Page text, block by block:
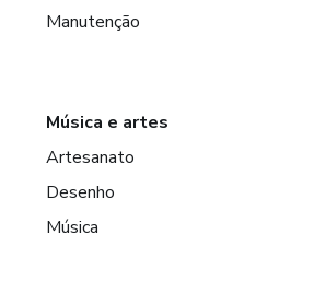
Manutenção
Música e artes
Artesanato
Desenho
Música